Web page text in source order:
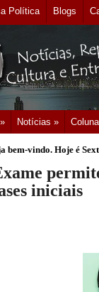
Política Blogs
Notícias »
bem-vindo. Hoje é
iniciais